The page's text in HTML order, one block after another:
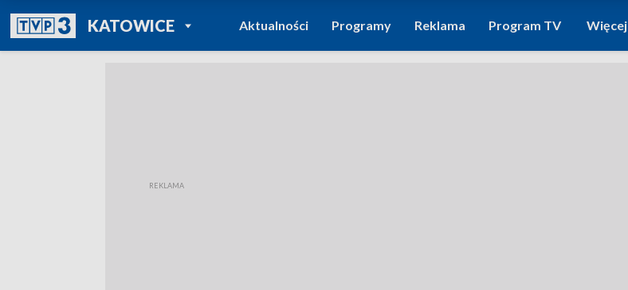
KATOWICEPOWRÓT DO
TVP REGIONY
Aktualności Programy Reklama Program TV Więcej